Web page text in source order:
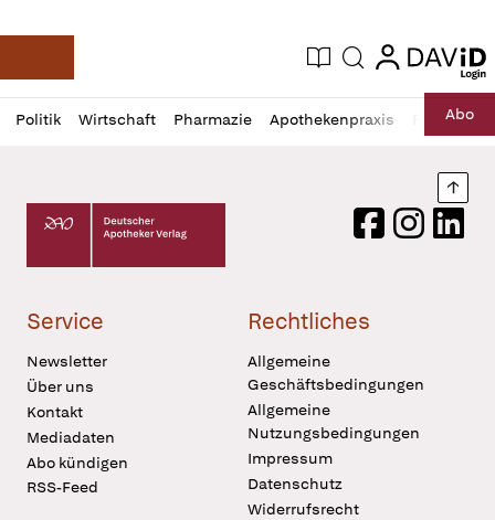
Deutsche Apotheker Zeitung
Aktuelle Ausgabe
Suche login
login
Politik Wirtschaft Pharmazie Apothekenpraxis RechtAbo
Profil
öffnen
Daz
Pur
Deutscher Apotheker Verlag Logo
FacebookInstagram
Service
Newsletter
Über uns
Kontakt
Mediadaten
Abo kündigen
RSS-Feed
Rechtliches
Allgemeine
Geschäftsbedingungen
Allgemeine
Nutzungsbedingungen
Impressum
Datenschutz
Widerrufsrecht